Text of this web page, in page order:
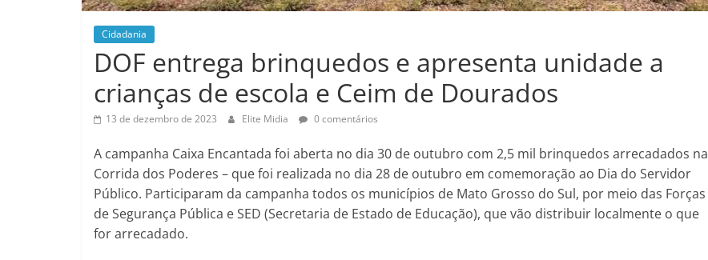
Cidadania
DOF entrega brinquedos e apresenta unidade a
crianças de escola e Ceim de Dourados
13 de dezembro de 2023 Elite Midia 0 comentários
A campanha Caixa Encantada foi aberta no dia 30 de outubro com 2,5 mil brinquedos arrecadados na
Corrida dos Poderes – que foi realizada no dia 28 de outubro em comemoração ao Dia do Servidor
Público. Participaram da campanha todos os municípios de Mato Grosso do Sul, por meio das Forças
de Segurança Pública e SED (Secretaria de Estado de Educação), que vão distribuir localmente o que
for arrecadado.